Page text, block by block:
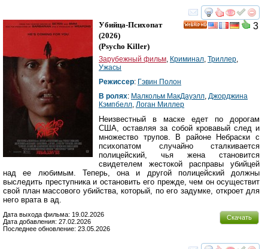
смотреть
3
Убийца-Психопат
(2026)
(Psycho Killer)
Зарубежный фильм, Криминал, Триллер,
Ужасы
Режиссер: Гэвин Полон
В ролях: Малкольм МакДауэлл, Джорджина
Кэмпбелл, Логан Миллер
Неизвестный в маске едет по дорогам
США, оставляя за собой кровавый след и
множество трупов. В районе Небраски с
психопатом случайно сталкивается
полицейский, чья жена становится
свидетелем жестокой расправы убийцей
над ее любимым. Теперь, она и другой полицейский должны
выследить преступника и остановить его прежде, чем он осуществит
свой план массового убийства, который, по его задумке, откроет для
него врата в ад.
Скачать
Дата выхода фильма: 19.02.2026
Дата добавления: 27.02.2026
Последнее обновление: 23.05.2026